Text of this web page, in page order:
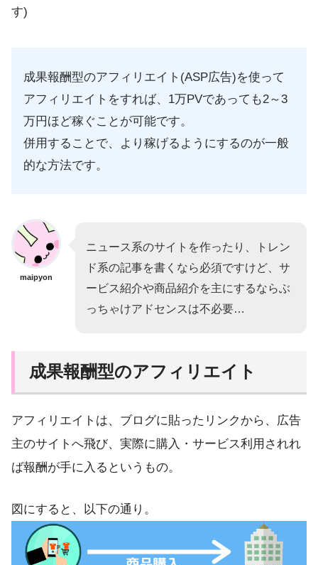
す)
成果報酬型のアフィリエイト(ASP広告)を使って
アフィリエイトをすれば、1万PVであっても2～3
万円ほど稼ぐことが可能です。
併用することで、より稼げるようにするのが一般
的な方法です。
maipyon
ニュース系のサイトを作ったり、トレン
ド系の記事を書くなら必須ですけど、サ
ービス紹介や商品紹介を主にするならぶ
っちゃけアドセンスは不必要…
成果報酬型のアフィリエイト
アフィリエイトは、ブログに貼ったリンクから、広告
主のサイトへ飛び、実際に購入・サービス利用されれ
ば報酬が手に入るというもの。
図にすると、以下の通り。